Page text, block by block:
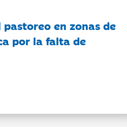
en zonas de
por la falta de